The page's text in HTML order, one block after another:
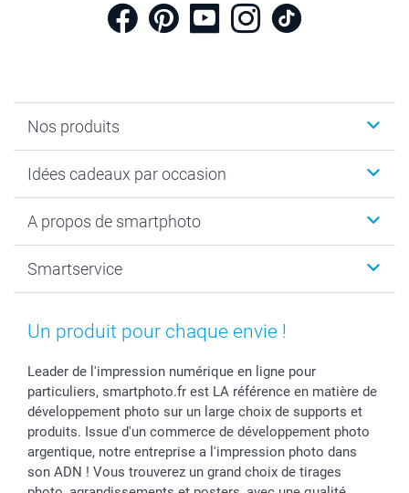
Nos produits
Calendrier photo & Agenda photo
Tirage photo & agrandissement
Faire-part & Cartes
Coques smartphone
Stickers & Etiquettes
Cadres photo & accessoires déco
Dénicheur d'idées cadeau
Idées cadeaux par occasion
Anniversaire
Naissance & baptême
Fête des Mères
Fête des Pères
Communion
Baptême
Toussaint
Rentrée des classes
Saint-Valentin
Vacances
A propos de smartphoto
Plan du site
Droit de rétraction
Plaintes
Vie privée
Gestion des cookies
Tarifs
Partenariats & Influence
Investisseurs
Smartservice
Aide
smartbonus
smartfriends
Livraison
Modes de paiement
Grandes quantités
Statut de ma commande
Un produit pour chaque envie !
Leader de l'impression numérique en ligne pour
particuliers, smartphoto.fr est LA référence en matière de
développement photo sur un large choix de supports et
produits. Issue d'un commerce de développement photo
argentique, notre entreprise a l'impression photo dans
son ADN ! Vous trouverez un grand choix de tirages